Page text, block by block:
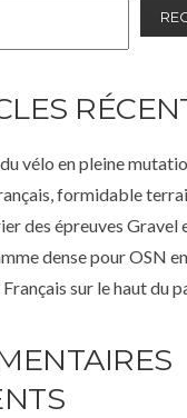
vélo en pleine
formidable
des épreuves Gravel
dense pour OSN
sur le haut du